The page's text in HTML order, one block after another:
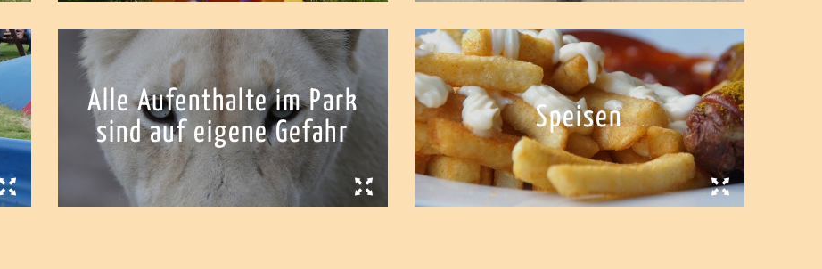
Alle Aufenthalte im Park
sind auf eigene Gefahr
Speisen